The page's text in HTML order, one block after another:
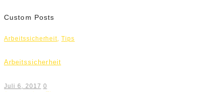
Custom Posts
Arbeitssicherheit,Tips
Arbeitssicherheit
Juli 6, 2017 0